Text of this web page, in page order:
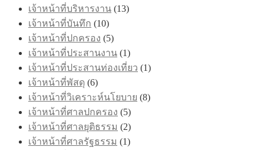
เจ้าหน้าที่บริหารงาน (13)
เจ้าหน้าที่บันทึก (10)
เจ้าหน้าที่ปกครอง (5)
เจ้าหน้าที่ประสานงาน (1)
เจ้าหน้าที่ประสานท่องเที่ยว (1)
เจ้าหน้าที่พัสดุ (6)
เจ้าหน้าที่วิเคราะห์นโยบาย (8)
เจ้าหน้าที่ศาลปกครอง (5)
เจ้าหน้าที่ศาลยุติธรรม (2)
เจ้าหน้าที่ศาลรัฐธรรม (1)